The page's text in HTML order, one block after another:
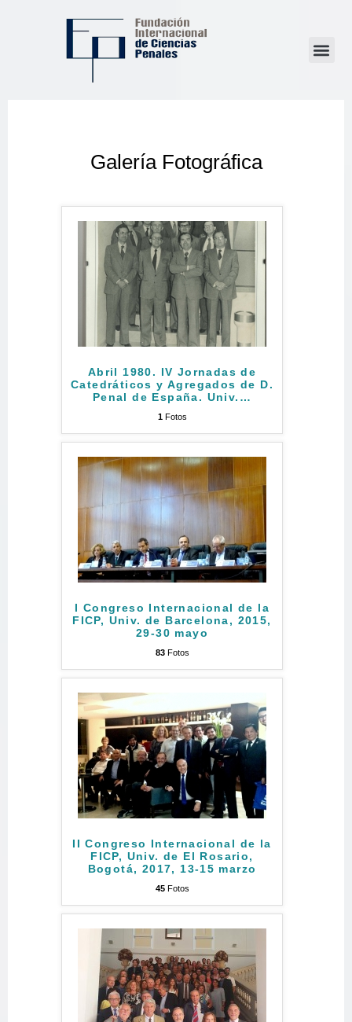
Galería Fotográfica
Abril 1980. IV Jornadas de
Catedráticos y Agregados de D.
Penal de España. Univ. …
1Fotos
I Congreso Internacional de la
FICP, Univ. de Barcelona, 2015,
29-30 mayo
83Fotos
II Congreso Internacional de la
FICP, Univ. de El Rosario,
Bogotá, 2017, 13-15 marzo
45Fotos